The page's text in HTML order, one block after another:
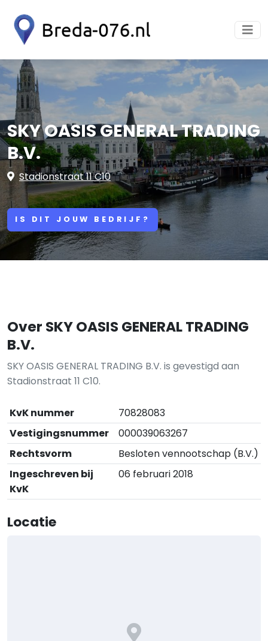
SKY OASIS GENERAL TRADING
B.V.
Stadionstraat 11 C10
IS DIT JOUW BEDRIJF?
Over SKY OASIS GENERAL TRADING
B.V.
SKY OASIS GENERAL TRADING B.V. is gevestigd aan
Stadionstraat 11 C10.
KvK nummer
70828083
Vestigingsnummer
000039063267
Rechtsvorm
Besloten vennootschap (B.V.)
Ingeschreven bij
KvK
06 februari 2018
Locatie